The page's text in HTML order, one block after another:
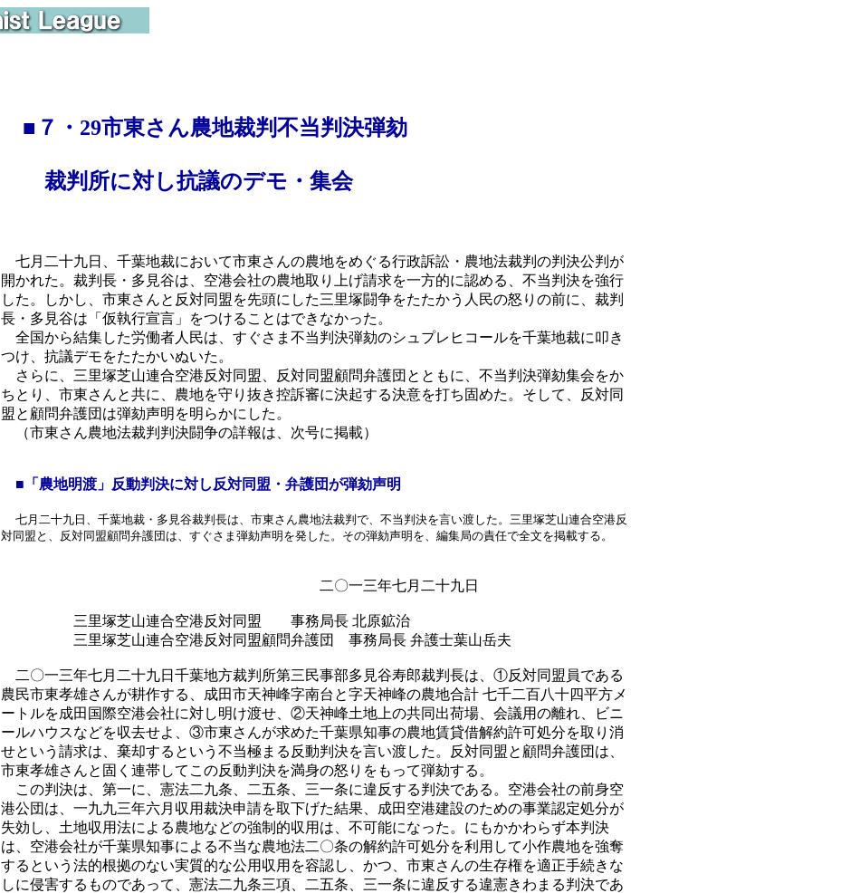
■ ７・29市東さん農地裁判不当判決弾劾
裁判所に対し抗議のデモ・集会
七月二十九日、千葉地裁において市東さんの農地をめぐる行政訴訟・農地法裁判の判決公判が
開かれた。裁判長・多見谷は、空港会社の農地取り上げ請求を一方的に認める、不当判決を強行
した。しかし、市東さんと反対同盟を先頭にした三里塚闘争をたたかう人民の怒りの前に、裁判
長・多見谷は「仮執行宣言」をつけることはできなかった。
全国から結集した労働者人民は、すぐさま不当判決弾劾のシュプレヒコールを千葉地裁に叩き
つけ、抗議デモをたたかいぬいた。
さらに、三里塚芝山連合空港反対同盟、反対同盟顧問弁護団とともに、不当判決弾劾集会をか
ちとり、市東さんと共に、農地を守り抜き控訴審に決起する決意を打ち固めた。そして、反対同
盟と顧問弁護団は弾劾声明を明らかにした。
（市東さん農地法裁判判決闘争の詳報は、次号に掲載）
■「農地明渡」反動判決に対し反対同盟・弁護団が弾劾声明
七月二十九日、千葉地裁・多見谷裁判長は、市東さん農地法裁判で、不当判決を言い渡した。三里塚芝山連合空港反
対同盟と、反対同盟顧問弁護団は、すぐさま弾劾声明を発した。その弾劾声明を、編集局の責任で全文を掲載する。
二〇一三年七月二十九日
三里塚芝山連合空港反対同盟 事務局長 北原鉱治
三里塚芝山連合空港反対同盟顧問弁護団 事務局長 弁護士葉山岳夫
二〇一三年七月二十九日千葉地方裁判所第三民事部多見谷寿郎裁判長は、①反対同盟員である
農民市東孝雄さんが耕作する、成田市天神峰字南台と字天神峰の農地合計 七千二百八十四平方メ
ートルを成田国際空港会社に対し明け渡せ、②天神峰土地上の共同出荷場、会議用の離れ、ビニ
ールハウスなどを収去せよ、③市東さんが求めた千葉県知事の農地賃貸借解約許可処分を取り消
せという請求は、棄却するという不当極まる反動判決を言い渡した。反対同盟と顧問弁護団は、
市東孝雄さんと固く連帯してこの反動判決を満身の怒りをもって弾劾する。
この判決は、第一に、憲法二九条、二五条、三一条に違反する判決である。空港会社の前身空
港公団は、一九九三年六月収用裁決申請を取下げた結果、成田空港建設のための事業認定処分が
失効し、土地収用法による農地などの強制的収用は、不可能になった。にもかかわらず本判決
は、空港会社が千葉県知事による不当な農地法二〇条の解約許可処分を利用して小作農地を強奪
するという法的根拠のない実質的な公用収用を容認し、かつ、市東さんの生存権を適正手続きな
しに侵害するものであって、憲法二九条三項、二五条、三一条に違反する違憲きわまる判決であ